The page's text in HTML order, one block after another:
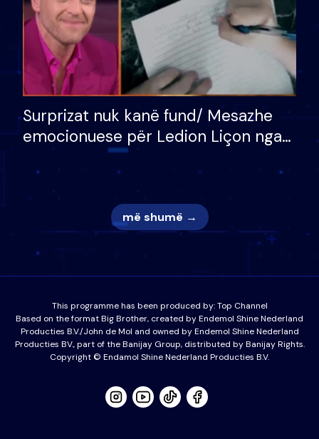
Surprizat nuk kanë fund/ Mesazhe
emocionuese për Ledion Liçon nga
nëna dhe fëmijët e tij, moderatori
nuk i mban dot lotët: Nuk meritoj…
më shumë →
This programme has been produced by:Top Channel
Based on the format Big Brother, created by Endemol Shine Nederland
Producties B.V./John de Mol and owned by Endemol Shine Nederland
Producties BV., part of the Banijay Group, distributed by Banijay Rights.
Copyright © Endamol Shine Nederland Producties B.V.